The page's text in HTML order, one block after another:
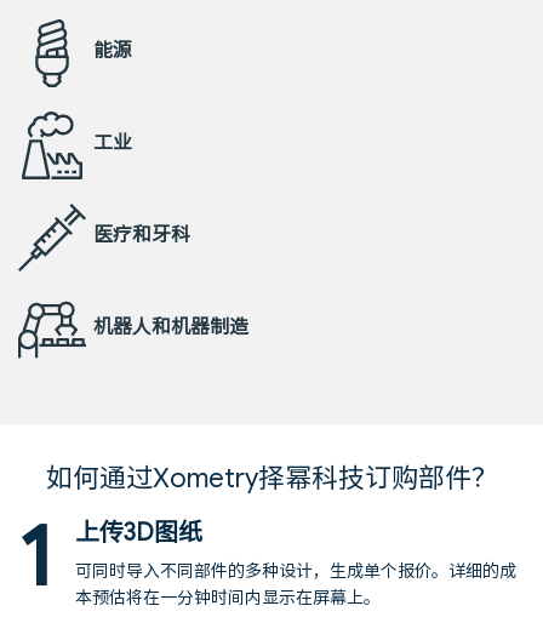
能源
工业
医疗和牙科
机器人和机器制造
如何通过Xometry择幂科技订购部件？
1 上传3D图纸
可同时导入不同部件的多种设计，生成单个报价。详细的成
本预估将在一分钟时间内显示在屏幕上。